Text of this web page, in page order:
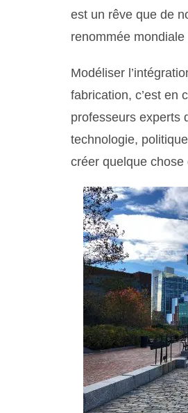
est un rêve que de
renommée
Modéliser
fabrication, c’est en
professeurs experts
technologie,
créer quelque chose